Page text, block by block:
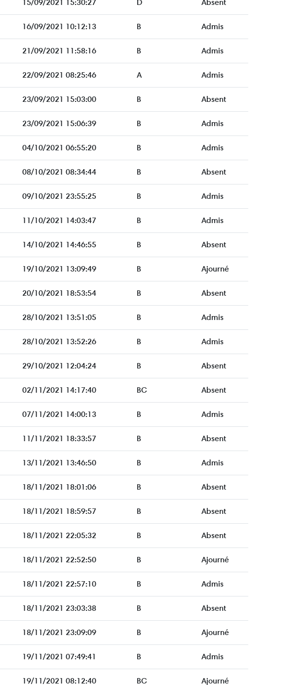
15/09/2021 15:30:27 D Absent
16/09/2021 10:12:13 B Admis
21/09/2021 11:58:16 B Admis
22/09/2021 08:25:46 A Admis
23/09/2021 15:03:00 B Absent
23/09/2021 15:06:39 B Admis
04/10/2021 06:55:20 B Admis
08/10/2021 08:34:44 B Absent
09/10/2021 23:55:25 B Admis
11/10/2021 14:03:47 B Admis
14/10/2021 14:46:55 B Absent
19/10/2021 13:09:49 B Ajourné
20/10/2021 18:53:54 B Absent
28/10/2021 13:51:05 B Admis
28/10/2021 13:52:26 B Admis
29/10/2021 12:04:24 B Absent
02/11/2021 14:17:40 BC Absent
07/11/2021 14:00:13 B Admis
11/11/2021 18:33:57 B Absent
13/11/2021 13:46:50 B Admis
18/11/2021 18:01:06 B Absent
18/11/2021 18:59:57 B Absent
18/11/2021 22:05:32 B Absent
18/11/2021 22:52:50 B Ajourné
18/11/2021 22:57:10 B Admis
18/11/2021 23:03:38 B Absent
18/11/2021 23:09:09 B Ajourné
19/11/2021 07:49:41 B Admis
19/11/2021 08:12:40 BC Ajourné